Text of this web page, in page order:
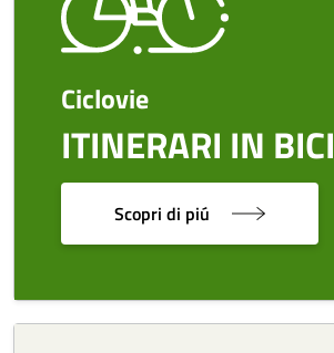
Ciclovie
ITINERARI IN BICI
Scopri di piú